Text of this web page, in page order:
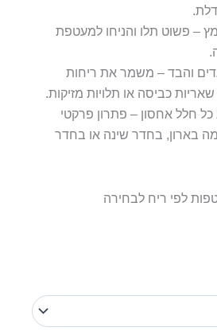
– פשוט תלו והניחו למעטפת
והבד – משמר את ריחות
כביסה או תלויות מזיקות.
כל חלל אחסון – פתרון פרקטי
בארון, בחדר שינה או בחדר
לפי ריח לבחירה